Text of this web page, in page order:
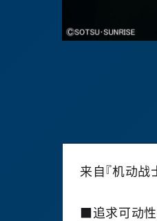
来自『机动战
■追求可动性